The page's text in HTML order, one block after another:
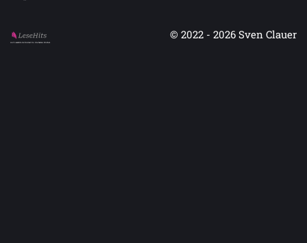
Auf LeseHits.de findest Du die besten Bücher.
© 2022 - 2026 Sven Clauer